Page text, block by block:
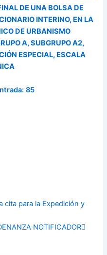
DE UNA BOLSA DE
INTERINO, EN LA
DE URBANISMO
A, SUBGRUPO A2,
ESPECIAL, ESCALA
85
cita para la Expedición y
NOTIFICADOR